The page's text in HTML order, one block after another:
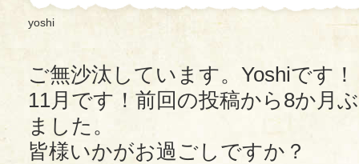
yoshi
ご無沙汰しています。Yoshiです！
11月です！前回の投稿から8か月
ました。
皆様いかがお過ごしですか？